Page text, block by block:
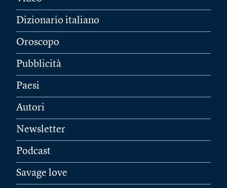
Dizionario italiano
Oroscopo
Pubblicità
Paesi
Autori
Newsletter
Podcast
Savage love